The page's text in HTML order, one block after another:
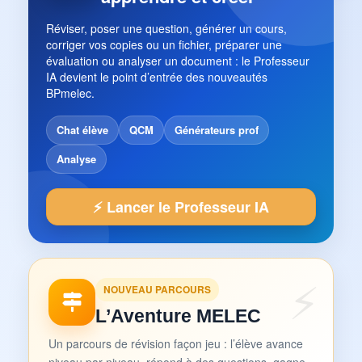
Réviser, poser une question, générer un cours,
corriger vos copies ou un fichier, préparer une
évaluation ou analyser un document : le Professeur
IA devient le point d’entrée des nouveautés
BPmelec.
Chat élève QCM
Générateurs prof
Analyse
⚡ Lancer le Professeur IA
NOUVEAU PARCOURS
L’Aventure MELEC
Un parcours de révision façon jeu : l’élève avance